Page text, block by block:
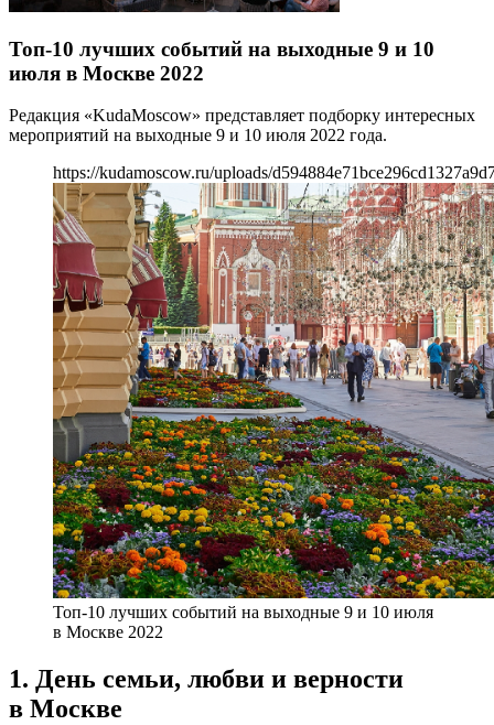
Топ-10 лучших событий на выходные 9 и 10
июля в Москве 2022
Редакция «KudaMoscow» представляет подборку интересных
мероприятий на выходные 9 и 10 июля 2022 года.
https://kudamoscow.ru/uploads/
Топ-10 лучших событий на выходные 9 и 10 июля
в Москве 2022
1. День семьи, любви и верности
в Москве